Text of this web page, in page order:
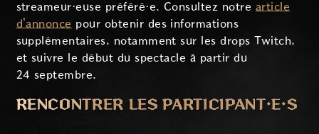
streameur·euse préféré·e. Consultez notre article
d'annonce pour obtenir des informations
supplémentaires, notamment sur les drops Twitch,
et suivre le début du spectacle à partir du
24 septembre.
RENCONTRER LES PARTICIPANT·E·S